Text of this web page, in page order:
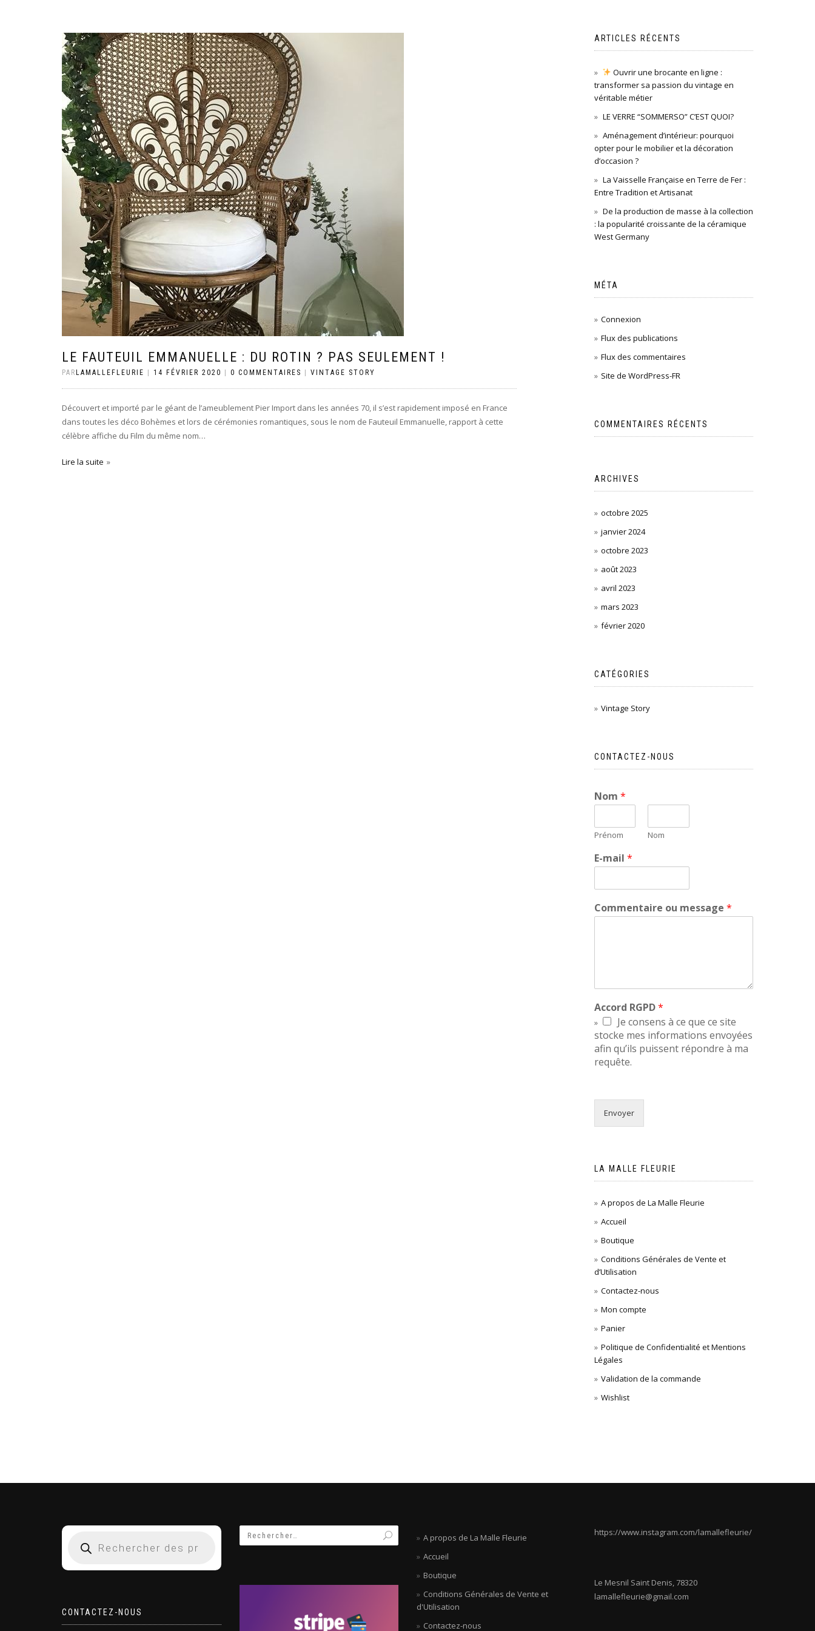
LE FAUTEUIL EMMANUELLE : DU ROTIN ? PAS SEULEMENT !
PAR LAMALLEFLEURIE 14 FÉVRIER 2020 0 COMMENTAIRES VINTAGE STORY
Découvert et importé par le géant de l’ameublement Pier Import dans les années 70, il s’est rapidement imposé en France
dans toutes les déco Bohèmes et lors de cérémonies romantiques, sous le nom de Fauteuil Emmanuelle, rapport à cette
célèbre affiche du Film du même nom…
Lire la suite
ARTICLES RÉCENTS
Ouvrir une brocante en ligne :
transformer sa passion du vintage en
véritable métier
LE VERRE “SOMMERSO” C’EST QUOI?
Aménagement d’intérieur: pourquoi
opter pour le mobilier et la décoration
d’occasion ?
La Vaisselle Française en Terre de Fer :
Entre Tradition et Artisanat
De la production de masse à la collection
: la popularité croissante de la céramique
West Germany
MÉTA
Connexion
Flux des publications
Flux des commentaires
Site de WordPress-FR
COMMENTAIRES RÉCENTS
ARCHIVES
octobre 2025
janvier 2024
octobre 2023
août 2023
avril 2023
mars 2023
février 2020
CATÉGORIES
Vintage Story
CONTACTEZ-NOUS
Nom *
Prénom Nom
E-mail *
Commentaire ou message *
Accord RGPD*
Je consens à ce que ce site
stocke mes informations envoyées
afin qu’ils puissent répondre à ma
requête.
Envoyer
LA MALLE FLEURIE
A propos de La Malle Fleurie
Accueil
Boutique
Conditions Générales de Vente et
d’Utilisation
Contactez-nous
Mon compte
Panier
Politique de Confidentialité et Mentions
Légales
Validation de la commande
Wishlist
CONTACTEZ-NOUS
A propos de La Malle Fleurie
Accueil
Boutique
Conditions Générales de Vente et
d'Utilisation
Contactez-nous
https://www.instagram.com/lamallefleurie/
Le Mesnil Saint Denis,78320
lamallefleurie@gmail.com